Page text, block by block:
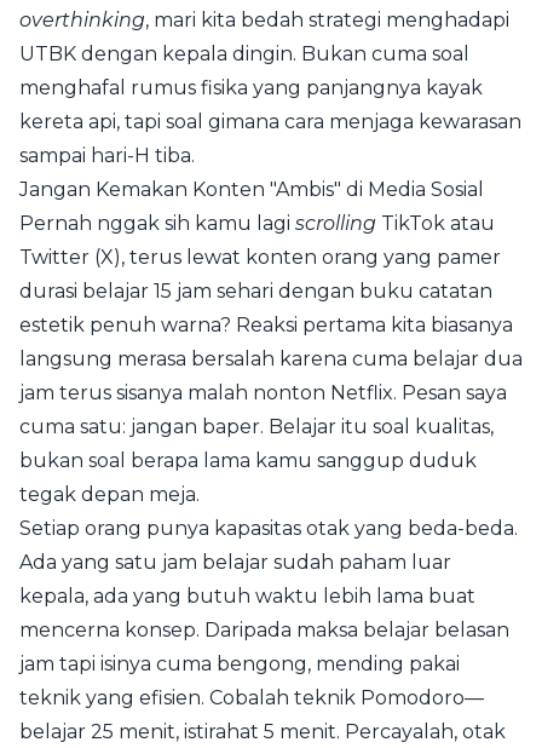
overthinking, mari kita bedah strategi menghadapi
UTBK dengan kepala dingin. Bukan cuma soal
menghafal rumus fisika yang panjangnya kayak
kereta api, tapi soal gimana cara menjaga kewarasan
sampai hari-H tiba.
Jangan Kemakan Konten "Ambis" di Media Sosial
Pernah nggak sih kamu lagi scrolling TikTok atau
Twitter (X), terus lewat konten orang yang pamer
durasi belajar 15 jam sehari dengan buku catatan
estetik penuh warna? Reaksi pertama kita biasanya
langsung merasa bersalah karena cuma belajar dua
jam terus sisanya malah nonton Netflix. Pesan saya
cuma satu: jangan baper. Belajar itu soal kualitas,
bukan soal berapa lama kamu sanggup duduk
tegak depan meja.
Setiap orang punya kapasitas otak yang beda-beda.
Ada yang satu jam belajar sudah paham luar
kepala, ada yang butuh waktu lebih lama buat
mencerna konsep. Daripada maksa belajar belasan
jam tapi isinya cuma bengong, mending pakai
teknik yang efisien. Cobalah teknik Pomodoro—
belajar 25 menit, istirahat 5 menit. Percayalah, otak